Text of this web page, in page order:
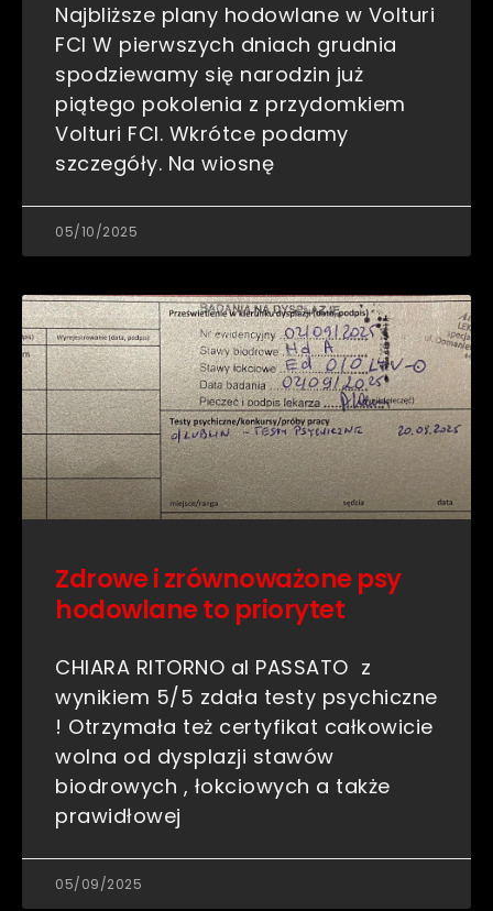
Najbliższe plany hodowlane w Volturi
FCI W pierwszych dniach grudnia
spodziewamy się narodzin już
piątego pokolenia z przydomkiem
Volturi FCI. Wkrótce podamy
szczegóły. Na wiosnę
05/10/2025
Zdrowe i zrównoważone psy
hodowlane to priorytet
CHIARA RITORNO al PASSATO z
wynikiem 5/5 zdała testy psychiczne
! Otrzymała też certyfikat całkowicie
wolna od dysplazji stawów
biodrowych , łokciowych a także
prawidłowej
05/09/2025